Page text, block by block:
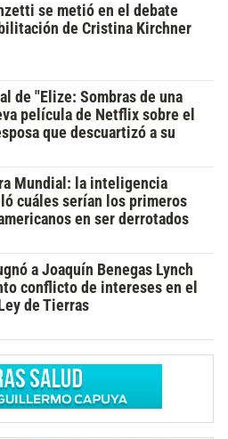
se metió en el debate
de Cristina Kirchner
de "Elize: Sombras de una
película de Netflix sobre el
que descuartizó a su
Mundial: la inteligencia
cuáles serían los primeros
en ser derrotados
a Joaquín Benegas Lynch
conflicto de intereses en el
de Tierras